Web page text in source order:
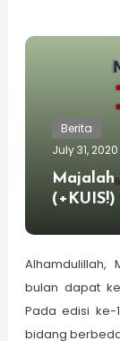
Berita
July 31, 2020
Majalah
(+KUIS!)
Alhamdulillah,
bulan dapat
Pada edisi ke-
bidang